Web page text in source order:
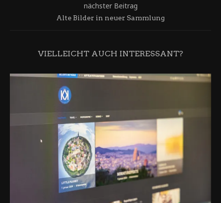
nächster Beitrag
Alte Bilder in neuer Sammlung
VIELLEICHT AUCH INTERESSANT?